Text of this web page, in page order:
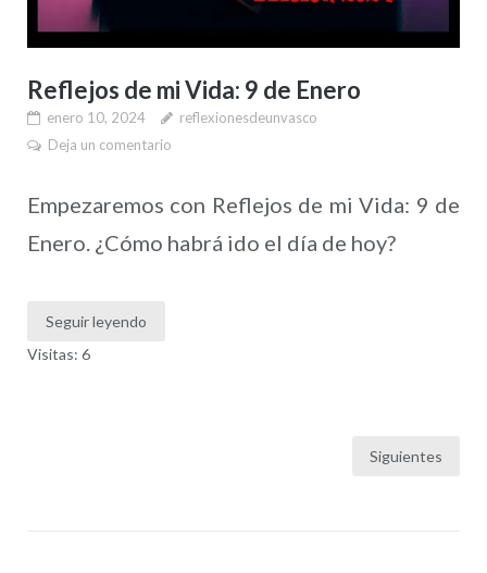
Reflejos de mi Vida: 9 de Enero
enero 10, 2024
reflexionesdeunvasco
Deja un comentario
Empezaremos con Reflejos de mi Vida: 9 de
Enero. ¿Cómo habrá ido el día de hoy?
Seguir leyendo
Visitas: 6
Siguientes